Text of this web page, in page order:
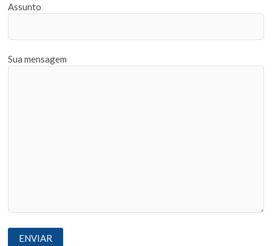
Assunto
Sua mensagem